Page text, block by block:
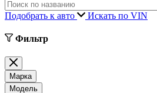
Подобрать к авто Искать по VIN
Фильтр
Марка
Модель